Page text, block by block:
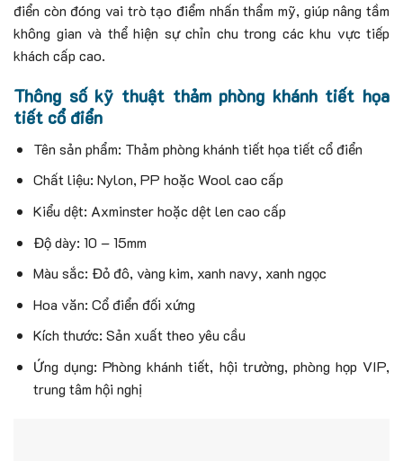
điển còn đóng vai trò tạo điểm nhấn thẩm mỹ, giúp nâng tầm
không gian và thể hiện sự chỉn chu trong các khu vực tiếp
khách cấp cao.
Thông số kỹ thuật thảm phòng khánh tiết họa
tiết cổ điển
Tên sản phẩm: Thảm phòng khánh tiết họa tiết cổ điển
Chất liệu: Nylon, PP hoặc Wool cao cấp
Kiểu dệt: Axminster hoặc dệt len cao cấp
Độ dày: 10 – 15mm
Màu sắc: Đỏ đô, vàng kim, xanh navy, xanh ngọc
Hoa văn: Cổ điển đối xứng
Kích thước: Sản xuất theo yêu cầu
Ứng dụng: Phòng khánh tiết, hội trường, phòng họp VIP,
trung tâm hội nghị